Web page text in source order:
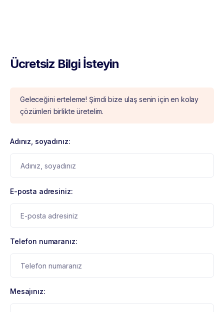
Ücretsiz Bilgi İsteyin
Geleceğini erteleme! Şimdi bize ulaş senin için en kolay
çözümleri birlikte üretelim.
Adınız, soyadınız:
E-posta adresiniz:
Telefon numaranız:
Mesajınız: